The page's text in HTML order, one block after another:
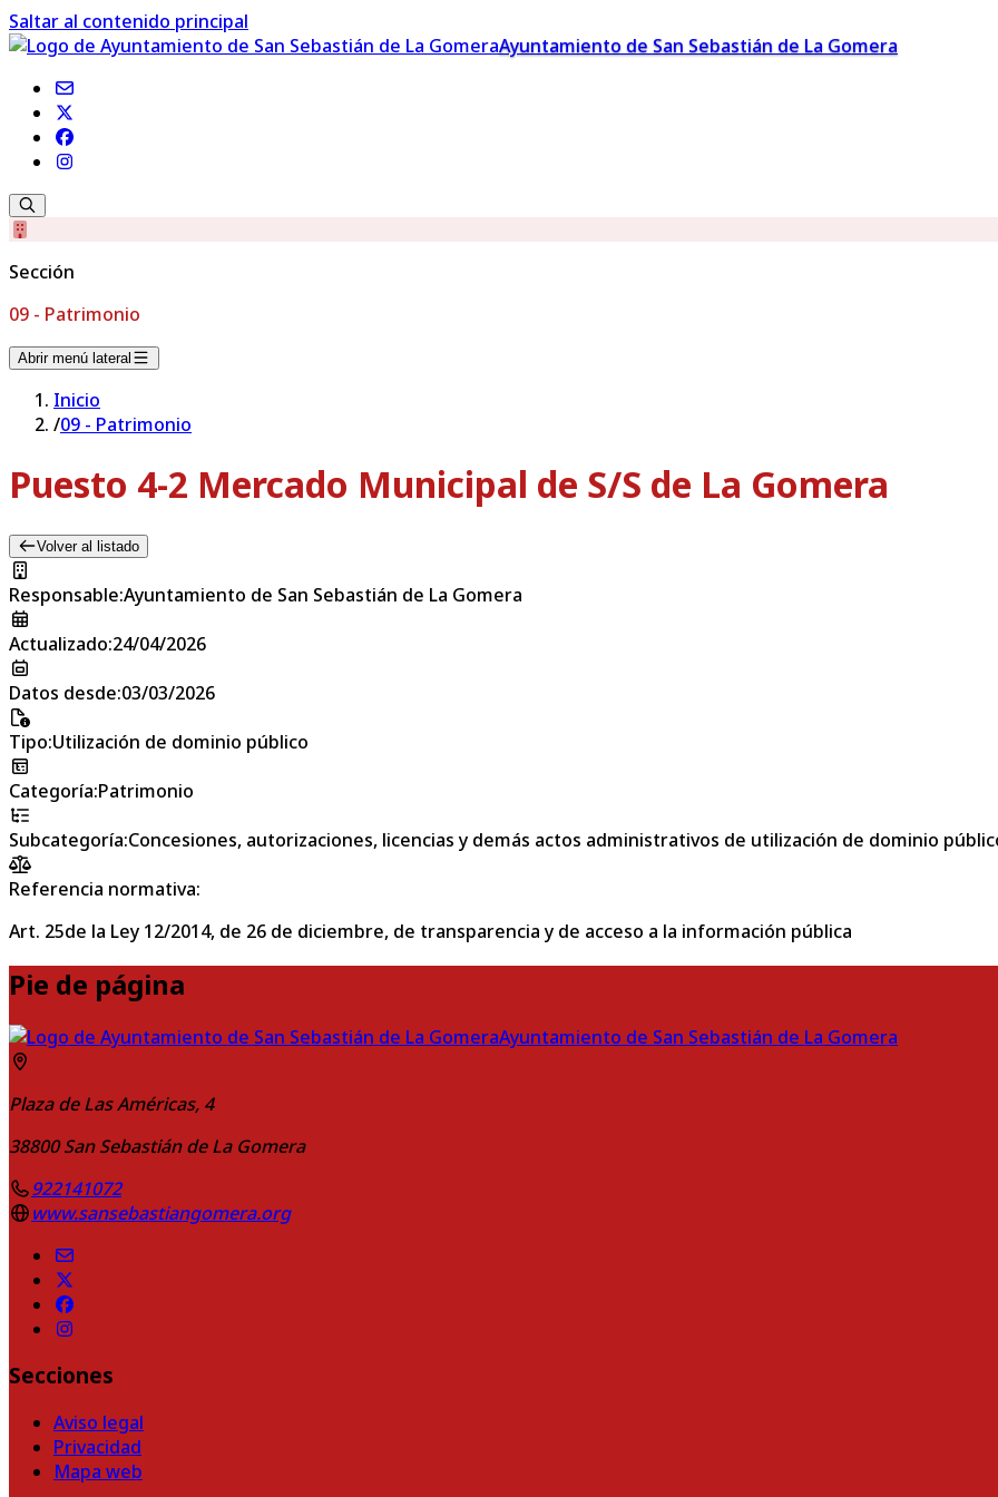
Saltar al contenido principal
Ayuntamiento de San Sebastián de La Gomera
Sección
09 - Patrimonio
Abrir menú lateral
Inicio
/09 - Patrimonio
Puesto 4-2 Mercado Municipal de S/S de La Gomera
Volver al listado
Responsable:Ayuntamiento de San Sebastián de La Gomera
Actualizado:24/04/2026
Datos desde:03/03/2026
Tipo:Utilización de dominio público
Categoría:Patrimonio
Subcategoría:Concesiones, autorizaciones, licencias y demás actos administrativos de utilización de dominio
Referencia normativa:
Art. 25de la Ley 12/2014, de 26 de diciembre, de transparencia y de acceso a la información pública
Pie de página
Ayuntamiento de San Sebastián de La Gomera
Plaza de Las Américas, 4
38800 San Sebastián de La Gomera
922141072
www.sansebastiangomera.org
Secciones
Aviso legal
Privacidad
Mapa web